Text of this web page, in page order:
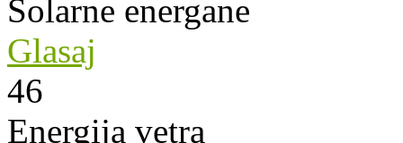
Solarne energane
Glasaj
46
Energija vetra